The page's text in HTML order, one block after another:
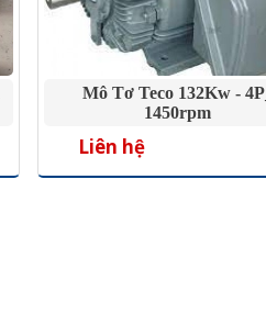
Mô Tơ Teco 132Kw - 4P_
1450rpm
Liên hệ